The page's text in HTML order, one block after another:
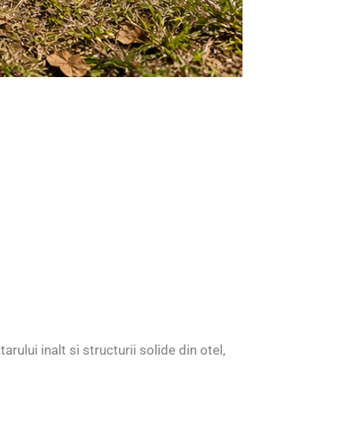
inalt si structurii solide din otel,